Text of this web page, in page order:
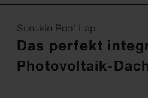
Sunskin Roof Lap
Das perfekt
Photovoltaik-